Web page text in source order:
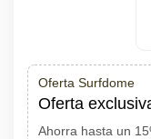
Oferta Surfdome
Oferta
Ahorra hasta un